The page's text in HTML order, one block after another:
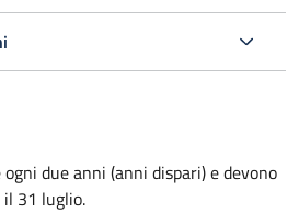
due anni (anni dispari) e devono
31 luglio.